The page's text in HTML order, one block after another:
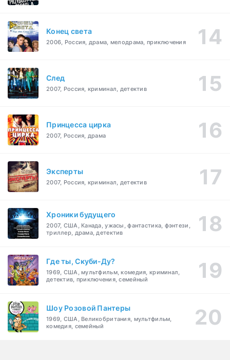
Конец света
2006, Россия, драма, мелодрама, приключения
След
2007, Россия, криминал, детектив
Принцесса цирка
2007, Россия, драма
Эксперты
2007, Россия, криминал, детектив
Хроники будущего
2007, США, Канада, ужасы, фантастика, фэнтези,
триллер, драма, детектив
Где ты, Скуби-Ду?
1969, США, мультфильм, комедия, криминал,
детектив, приключения, семейный
Шоу Розовой Пантеры
1969, США, Великобритания, мультфильм,
комедия, семейный